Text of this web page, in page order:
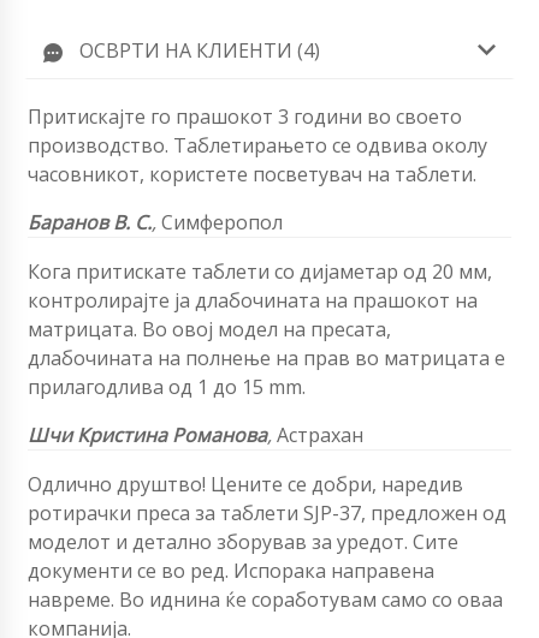
ОСВРТИ НА КЛИЕНТИ (4)
Притискајте го прашокот 3 години во своето
производство. Таблетирањето се одвива околу
часовникот, користете посветувач на таблети.
Баранов В. С.,Симферопол
Кога притискате таблети со дијаметар од 20 мм,
контролирајте ја длабочината на прашокот на
матрицата. Во овој модел на пресата,
длабочината на полнење на прав во матрицата е
прилагодлива од 1 до 15 mm.
Шчи Кристина Романова,Астрахан
Одлично друштво! Цените се добри, наредив
ротирачки преса за таблети SJP-37, предложен од
моделот и детално зборував за уредот. Сите
документи се во ред. Испорака направена
навреме. Во иднина ќе соработувам само со оваа
компанија.